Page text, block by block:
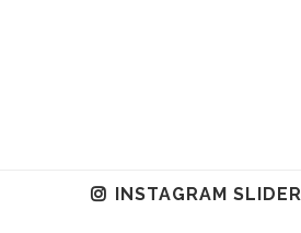
INSTAGRAM SLIDER